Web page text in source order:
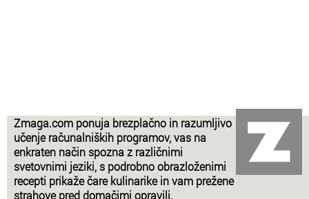
Zmaga.com ponuja brezplačno in razumljivo
učenje računalniških programov, vas na
enkraten način spozna z različnimi
svetovnimi jeziki, s podrobno obrazloženimi
recepti prikaže čare kulinarike in vam prežene
strahove pred domačimi opravili.